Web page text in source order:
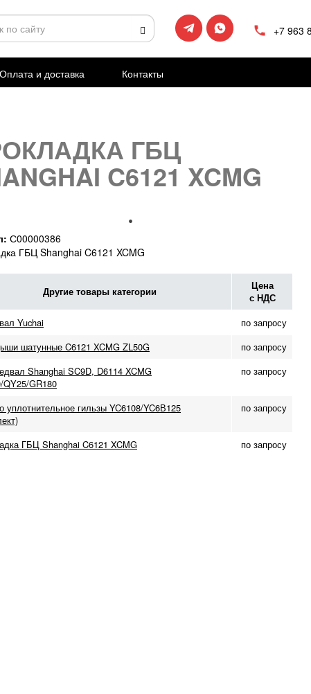
+7 963
Оплата и доставка Контакты
ГБЦ
C6121 XCMG
С00000386
ГБЦ Shanghai C6121 XCMG
Другие товары категории
Цена
с НДС
Yuchai
по запросу
шатунные C6121 XCMG ZL50G
по запросу
Shanghai SC9D, D6114 XCMG
QY25/GR180
по запросу
уплотнительное гильзы YC6108/YC6В125
по запросу
ГБЦ Shanghai C6121 XCMG по запросу